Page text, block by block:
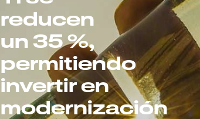
reducen
un 35 %,
permitiendo
invertir en
modernización